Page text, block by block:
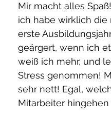
Mir macht alles
ich habe wirklich die
erste
geärgert, wenn ich
weiß ich mehr, und
Stress genommen!
sehr nett! Egal,
Mitarbeiter